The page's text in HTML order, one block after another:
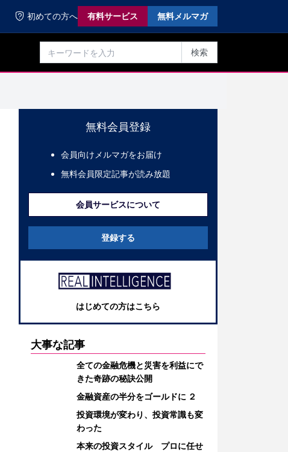
初めての方へ 有料サービス 無料メルマガ
検索
無料会員登録
会員向けメルマガをお届け
無料会員限定記事が読み放題
会員サービスについて
登録する
はじめての方はこちら
大事な記事
全ての金融危機と災害を利益にで
きた奇跡の秘訣公開
金融資産の半分をゴールドに ２
投資環境が変わり、投資常識も変
わった
本来の投資スタイル プロに任せ